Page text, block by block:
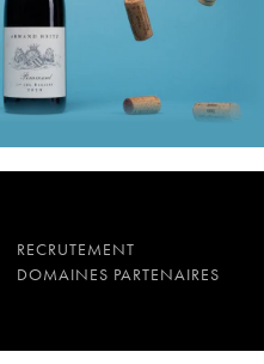
RECRUTEMENT
DOMAINES PARTENAIRES